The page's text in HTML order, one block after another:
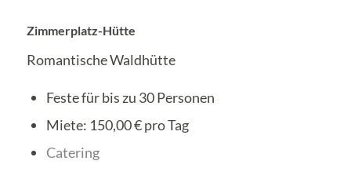
Zimmerplatz-Hütte
Romantische Waldhütte
Feste für bis zu 30 Personen
Miete: 150,00 € pro Tag
Catering